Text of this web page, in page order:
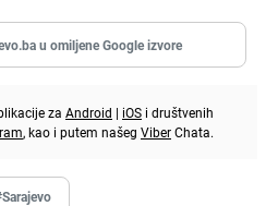
u omiljene Google izvore
za Android | iOS i društvenih
, kao i putem našeg ViberChata.